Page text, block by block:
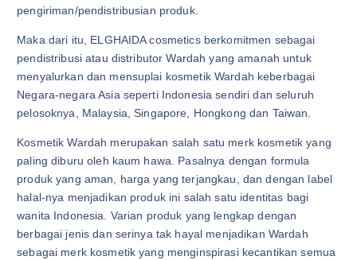
pengiriman/pendistribusian produk.
Maka dari itu, ELGHAIDA cosmetics berkomitmen sebagai
pendistribusi atau distributor Wardah yang amanah untuk
menyalurkan dan mensuplai kosmetik Wardah keberbagai
Negara-negara Asia seperti Indonesia sendiri dan seluruh
pelosoknya, Malaysia, Singapore, Hongkong dan Taiwan.
Kosmetik Wardah merupakan salah satu merk kosmetik yang
paling diburu oleh kaum hawa. Pasalnya dengan formula
produk yang aman, harga yang terjangkau, dan dengan label
halal-nya menjadikan produk ini salah satu identitas bagi
wanita Indonesia. Varian produk yang lengkap dengan
berbagai jenis dan serinya tak hayal menjadikan Wardah
sebagai merk kosmetik yang menginspirasi kecantikan semua